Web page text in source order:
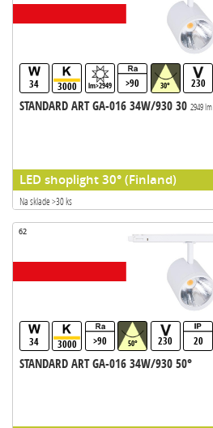
34 3000 lm>2949 >90 30° 230
STANDARD ART GA-016 34W/930 30 2949 lm
LED shoplight 30° (Finland)
Na sklade >30 ks
62
34 3000 >90 50° 230 20
STANDARD ART GA-016 34W/930 50°